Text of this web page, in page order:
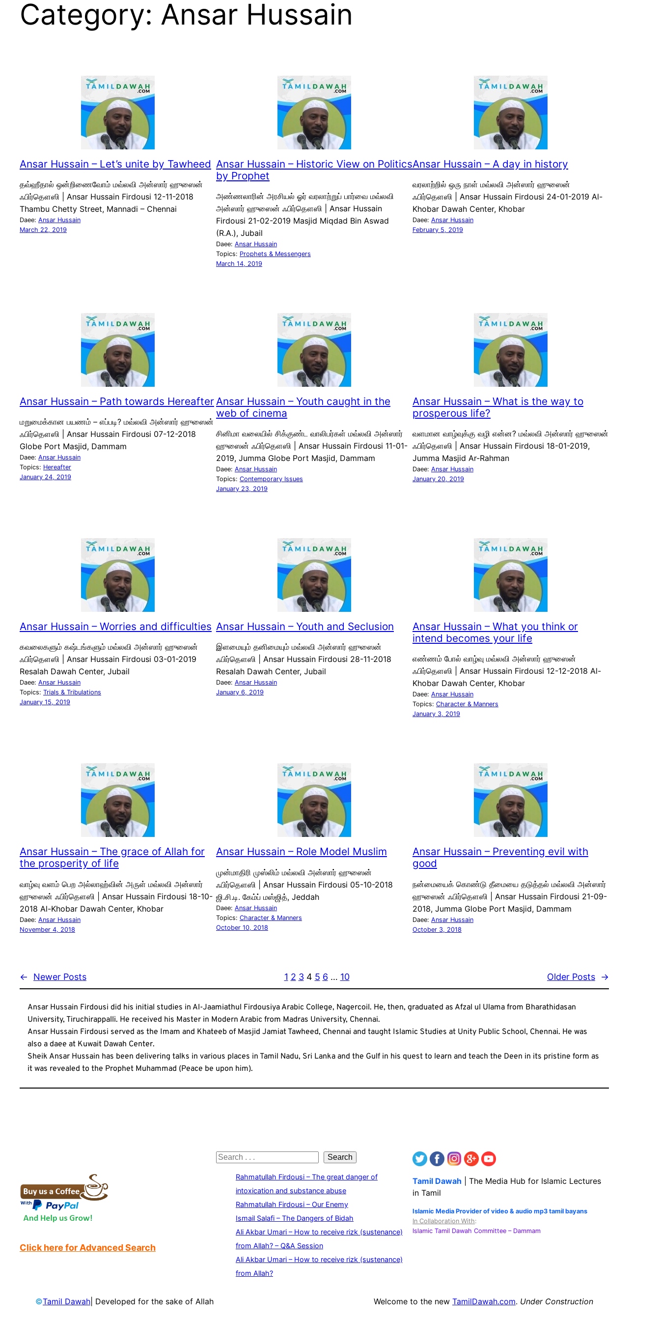
Category: Ansar Hussain
Ansar Hussain – Let’s unite by Tawheed
தவ்ஹீதால் ஒன்றிணைவோம் மவ்லவி அன்ஸார் ஹுஸைன்
ஃபிர்தௌஸி | Ansar Hussain Firdousi 12-11-2018
Thambu Chetty Street, Mannadi – Chennai
Daee: Ansar Hussain
March 22, 2019
Ansar Hussain – Historic View on Politics
by Prophet
அண்ணலாரின் அரசியல் ஓர் வரலாற்றுப் பார்வை மவ்லவி
அன்ஸார் ஹுஸைன் ஃபிர்தௌஸி | Ansar Hussain
Firdousi 21-02-2019 Masjid Miqdad Bin Aswad
(R.A.), Jubail
Daee: Ansar Hussain
Topics: Prophets & Messengers
March 14, 2019
Ansar Hussain – A day in history
வரலாற்றில் ஒரு நாள் மவ்லவி அன்ஸார் ஹுஸைன்
ஃபிர்தௌஸி | Ansar Hussain Firdousi 24-01-2019 Al-
Khobar Dawah Center, Khobar
Daee: Ansar Hussain
February 5, 2019
Ansar Hussain – Path towards Hereafter
மறுமைக்கான பயணம் – எப்படி? மவ்லவி அன்ஸார் ஹுஸைன்
ஃபிர்தௌஸி | Ansar Hussain Firdousi 07-12-2018
Globe Port Masjid, Dammam
Daee: Ansar Hussain
Topics: Hereafter
January 24, 2019
Ansar Hussain – Youth caught in the
web of cinema
சினிமா வலையில் சிக்குண்ட வாலிபர்கள் மவ்லவி அன்ஸார்
ஹுஸைன் ஃபிர்தௌஸி | Ansar Hussain Firdousi 11-01-
2019, Jumma Globe Port Masjid, Dammam
Daee: Ansar Hussain
Topics: Contemporary Issues
January 23, 2019
Ansar Hussain – What is the way to
prosperous life?
வளமான வாழ்வுக்கு வழி என்ன? மவ்லவி அன்ஸார் ஹுஸைன்
ஃபிர்தௌஸி | Ansar Hussain Firdousi 18-01-2019,
Jumma Masjid Ar-Rahman
Daee: Ansar Hussain
January 20, 2019
Ansar Hussain – Worries and difficulties
கவலைகளும் கஷ்டங்களும் மவ்லவி அன்ஸார் ஹுஸைன்
ஃபிர்தௌஸி | Ansar Hussain Firdousi 03-01-2019
Resalah Dawah Center, Jubail
Daee: Ansar Hussain
Topics: Trials & Tribulations
January 15, 2019
Ansar Hussain – Youth and Seclusion
இளமையும் தனிமையும் மவ்லவி அன்ஸார் ஹுஸைன்
ஃபிர்தௌஸி | Ansar Hussain Firdousi 28-11-2018
Resalah Dawah Center, Jubail
Daee: Ansar Hussain
January 6, 2019
Ansar Hussain – What you think or
intend becomes your life
எண்ணம் போல் வாழ்வு மவ்லவி அன்ஸார் ஹுஸைன்
ஃபிர்தௌஸி | Ansar Hussain Firdousi 12-12-2018 Al-
Khobar Dawah Center, Khobar
Daee: Ansar Hussain
Topics: Character & Manners
January 3, 2019
Ansar Hussain – The grace of Allah for
the prosperity of life
வாழ்வு வளம் பெற அல்லாஹ்வின் அருள் மவ்லவி அன்ஸார்
ஹுஸைன் ஃபிர்தௌஸி | Ansar Hussain Firdousi 18-10-
2018 Al-Khobar Dawah Center, Khobar
Daee: Ansar Hussain
November 4, 2018
Ansar Hussain – Role Model Muslim
முன்மாதிரி முஸ்லிம் மவ்லவி அன்ஸார் ஹுஸைன்
ஃபிர்தௌஸி | Ansar Hussain Firdousi 05-10-2018
ஜி.சி.டி. கேம்ப் மஸ்ஜித், Jeddah
Daee: Ansar Hussain
Topics: Character & Manners
October 10, 2018
Ansar Hussain – Preventing evil with
good
நன்மையைக் கொண்டு தீமையை தடுத்தல் மவ்லவி அன்ஸார்
ஹுஸைன் ஃபிர்தௌஸி | Ansar Hussain Firdousi 21-09-
2018, Jumma Globe Port Masjid, Dammam
Daee: Ansar Hussain
October 3, 2018
← Newer Posts 1 2 3 4 5 6 … 10 Older Posts →
Ansar Hussain Firdousi did his initial studies in Al-Jaamiathul Firdousiya Arabic College, Nagercoil. He, then, graduated as Afzal ul Ulama from Bharathidasan
University, Tiruchirappalli. He received his Master in Modern Arabic from Madras University, Chennai.
Ansar Hussain Firdousi served as the Imam and Khateeb of Masjid Jamiat Tawheed, Chennai and taught Islamic Studies at Unity Public School, Chennai. He was
also a daee at Kuwait Dawah Center.
Sheik Ansar Hussain has been delivering talks in various places in Tamil Nadu, Sri Lanka and the Gulf in his quest to learn and teach the Deen in its pristine form as
it was revealed to the Prophet Muhammad (Peace be upon him).
Click here for Advanced Search
S
Search
Rahmatullah Firdousi – The great danger of
intoxication and substance abuse
Rahmatullah Firdousi – Our Enemy
Ismail Salafi – The Dangers of Bidah
Ali Akbar Umari – How to receive rizk (sustenance)
from Allah? – Q&A Session
Ali Akbar Umari – How to receive rizk (sustenance)
from Allah?
Tamil Dawah | The Media Hub for Islamic Lectures
in Tamil
Islamic Media Provider of video & audio mp3 tamil bayans
In Collaboration With:
Islamic Tamil Dawah Committee – Dammam
©Tamil Dawah | Developed for the sake of Allah Welcome to the new TamilDawah.com. Under Construction